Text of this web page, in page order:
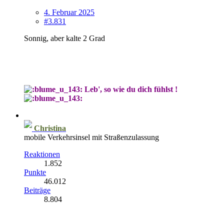
4. Februar 2025
#3.831
Sonnig, aber kalte 2 Grad
Leb', so wie du dich fühlst !
Christina
mobile Verkehrsinsel mit Straßenzulassung
Reaktionen
1.852
Punkte
46.012
Beiträge
8.804